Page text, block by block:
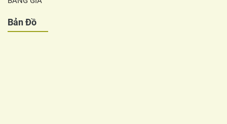
Bản Đồ